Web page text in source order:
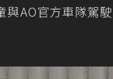
與AO官方車隊駕